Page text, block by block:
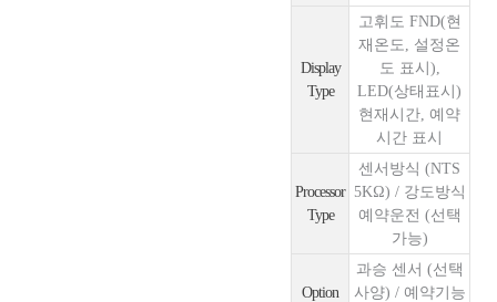
Display
Type
고휘도 FND(현
재온도, 설정온
도 표시),
LED(상태표시)
현재시간, 예약
시간 표시
Processor
Type
센서방식 (NTS
5KΩ) / 강도방식
예약운전 (선택
가능)
Option
과승 센서 (선택
사양) / 예약기능